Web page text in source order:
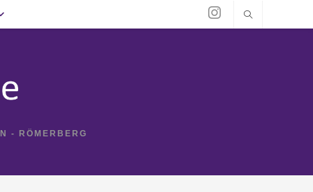
- RÖMERBERG